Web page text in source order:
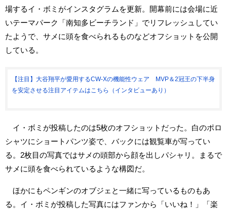
場するイ・ボミがインスタグラムを更新。開幕前には会場に近
いテーマパーク「南知多ビーチランド」でリフレッシュしてい
たようで、サメに頭を食べられるものなどオフショットを公開
している。
【注目】大谷翔平が愛用するCW-Xの機能性ウェア MVP＆2冠王の下半身
を安定させる注目アイテムはこちら（インタビューあり）
イ・ボミが投稿したのは5枚のオフショットだった。白のポロ
シャツにショートパンツ姿で、バックには観覧車が写ってい
る。2枚目の写真ではサメの頭部から顔を出しパシャリ。まるで
サメに頭を食べられているような構図だ。
ほかにもペンギンのオブジェと一緒に写っているものもあ
る。イ・ボミが投稿した写真にはファンから「いいね！」「楽